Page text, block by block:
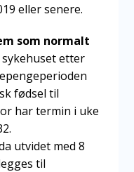
eller senere.
som normalt
etter
fødsel til
har termin i uke
utvidet med 8
til